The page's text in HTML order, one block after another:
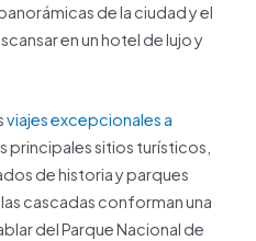
de la ciudad y el
en un hotel de lujo y
viajes excepcionales a
principales sitios turísticos,
de historia y parques
cascadas conforman una
del Parque Nacional de